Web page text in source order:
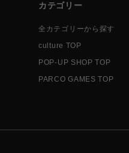
カテゴリー
全カテゴリーから探す
culture TOP
POP-UP SHOP TOP
PARCO GAMES TOP